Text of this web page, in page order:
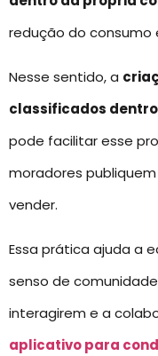
redução do consumo
Nesse sentido, a
classificados
pode facilitar esse
moradores
vender.
Essa prática ajuda a
senso de
interagirem e a
aplicativo para